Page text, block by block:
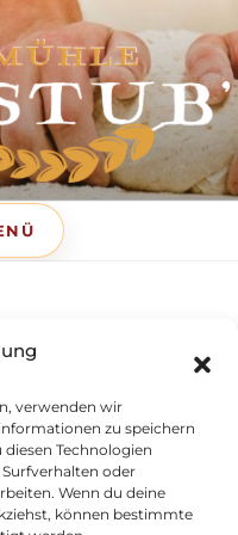
verwenden wir
zu speichern
Technologien
oder
Wenn du deine
können bestimmte
ZELLER